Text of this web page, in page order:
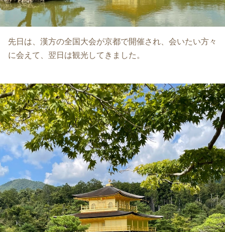
先日は、漢方の全国大会が京都で開催され、会いたい方々
に会えて、翌日は観光してきました。